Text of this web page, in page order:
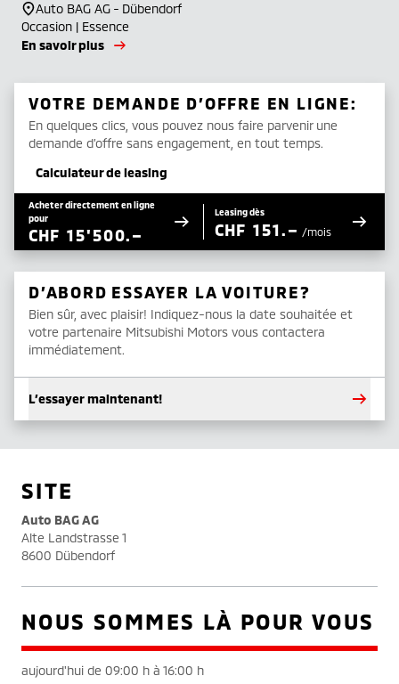
Auto BAG AG - Dübendorf
Occasion | Essence
En savoir plus
VOTRE DEMANDE D’OFFRE EN LIGNE:
En quelques clics, vous pouvez nous faire parvenir une
demande d’offre sans engagement, en tout temps.
Calculateur de leasing
Acheter directement en ligne
pour
CHF 15'500.–
Leasing dès
CHF 151.– /mois
D’ABORD ESSAYER LA VOITURE?
Bien sûr, avec plaisir! Indiquez-nous la date souhaitée et
votre partenaire Mitsubishi Motors vous contactera
immédiatement.
L’essayer maintenant!
SITE
Auto BAG AG
Alte Landstrasse 1
8600 Dübendorf
NOUS SOMMES LÀ POUR VOUS
aujourd'hui de 09:00 h à 16:00 h